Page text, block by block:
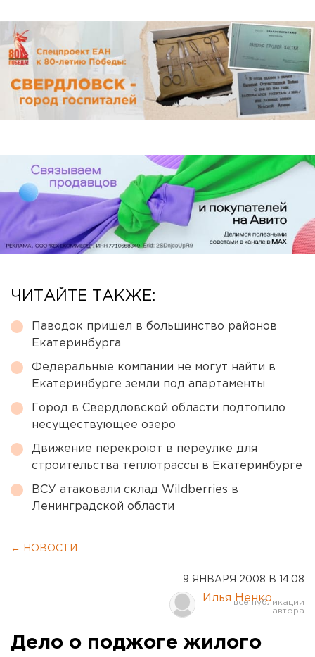
ЧИТАЙТЕ ТАКЖЕ:
Паводок пришел в большинство районов
Екатеринбурга
Федеральные компании не могут найти в
Екатеринбурге земли под апартаменты
Город в Свердловской области подтопило
несуществующее озеро
Движение перекроют в переулке для
строительства теплотрассы в Екатеринбурге
ВСУ атаковали склад Wildberries в
Ленинградской области
← НОВОСТИ
9 ЯНВАРЯ 2008 В 14:08
Илья Ненко
Дело о поджоге жилого